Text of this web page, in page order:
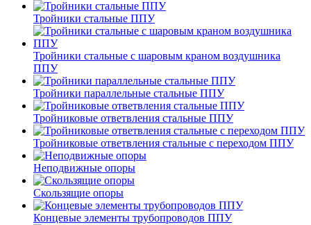
Тройники стальные ППУ
Тройники стальные с шаровым краном воздушника
ППУ
Тройники параллельные стальные ППУ
Тройниковые ответвления стальные ППУ
Тройниковые ответвления стальные с переходом ППУ
Неподвижные опоры
Скользящие опоры
Концевые элементы трубопроводов ППУ